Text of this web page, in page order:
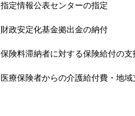
指定情報公表センターの指定
財政安定化基金拠出金の納付
保険料滞納者に対する保険給付の
医療保険者からの介護給付費・地